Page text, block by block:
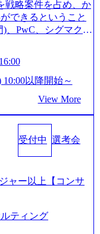
戦略案件を占め、か
できるということ
、PwC、シグマクシ
す新興ファーム。
ロダクト、地方創
岡や北海道在中者
な業界は広げてい
はない制度 ワンプ
れておりますので、
性がございます ※
なく通常選考での
・最終を一度の面
一日で最終面接ま
10:00以降開始～
View More
受付中 選考会
ャー以上【コンサ
ティング